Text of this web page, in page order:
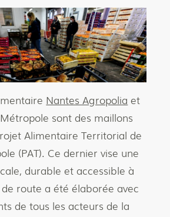
Nantes Agropolia et
sont des maillons
Alimentaire Territorial de
(PAT). Ce dernier vise une
durable et accessible à
route a été élaborée avec
de tous les acteurs de la